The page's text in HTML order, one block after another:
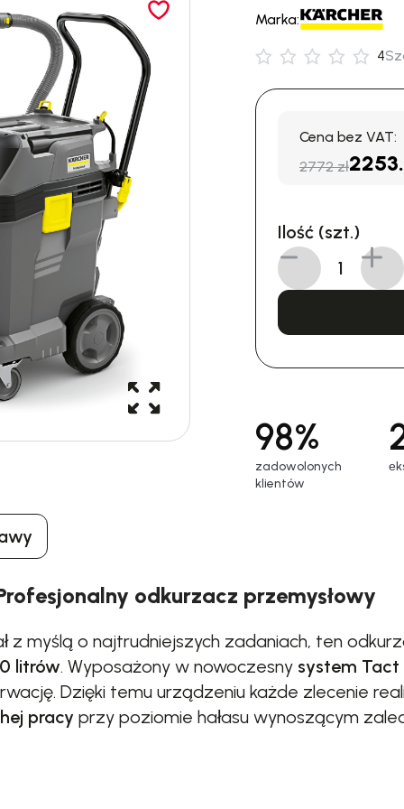
Marka:
4
Cena bez VAT:
2772 zł
Ilość (szt.)
98%
zadowolonych
klientów
odkurzacz przemysłowy
z myślą o najtrudniejszych zadaniach, ten
litrów. Wyposażony w nowoczesny system Tact
Dzięki temu urządzeniu każde zlecenie
pracy przy poziomie hałasu wynoszącym